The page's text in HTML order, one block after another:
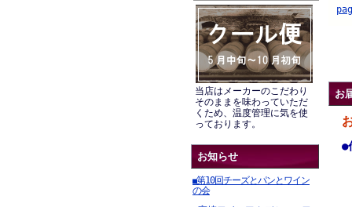
当店はメーカーのこだわり
そのままを味わっていただ
くため、温度管理に気を使
っております。
お知らせ
■第10回チーズとパンとワイン
の会
お
●